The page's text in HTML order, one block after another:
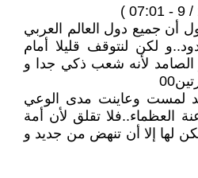
أن جميع دول العالم العربي
لكن لنتوقف قليلا أمام
لأنه شعب ذكي جدا و
لمست وعاينت مدى الوعي
العظماء..فلا تقلق لأن أمة
لها إلا أن تنهض من جديد و